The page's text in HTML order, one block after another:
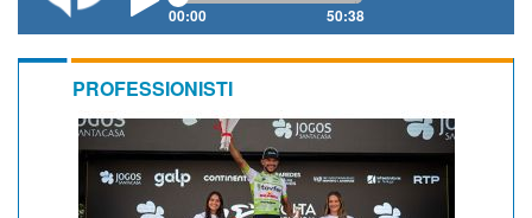
00:00 50:38
PROFESSIONISTI